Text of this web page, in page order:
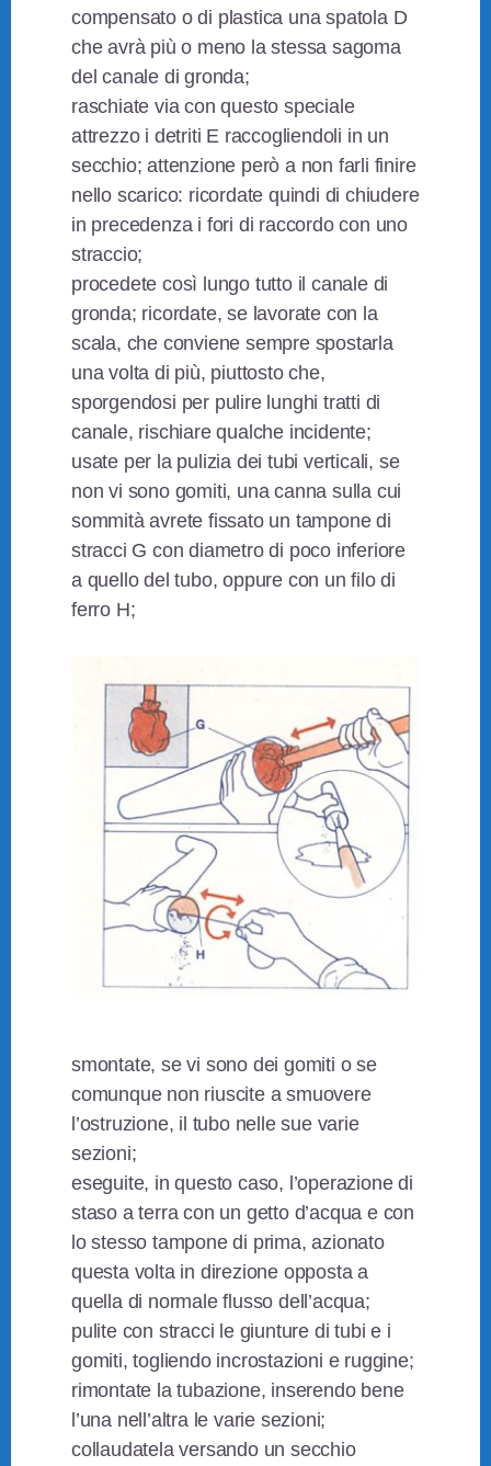
compensato o di plastica una spatola D
che avrà più o meno la stessa sagoma
del canale di gronda;
raschiate via con questo speciale
attrezzo i detriti E raccogliendoli in un
secchio; attenzione però a non farli finire
nello scarico: ricordate quindi di chiudere
in precedenza i fori di raccordo con uno
straccio;
procedete così lungo tutto il canale di
gronda; ricordate, se lavorate con la
scala, che conviene sempre spostarla
una volta di più, piuttosto che,
sporgendosi per pulire lunghi tratti di
canale, rischiare qualche incidente;
usate per la pulizia dei tubi verticali, se
non vi sono gomiti, una canna sulla cui
sommità avrete fissato un tampone di
stracci G con diametro di poco inferiore
a quello del tubo, oppure con un filo di
ferro H;
smontate, se vi sono dei gomiti o se
comunque non riuscite a smuovere
l’ostruzione, il tubo nelle sue varie
sezioni;
eseguite, in questo caso, l’operazione di
staso a terra con un getto d’acqua e con
lo stesso tampone di prima, azionato
questa volta in direzione opposta a
quella di normale flusso dell’acqua;
pulite con stracci le giunture di tubi e i
gomiti, togliendo incrostazioni e ruggine;
rimontate la tubazione, inserendo bene
l’una nell’altra le varie sezioni;
collaudatela versando un secchio